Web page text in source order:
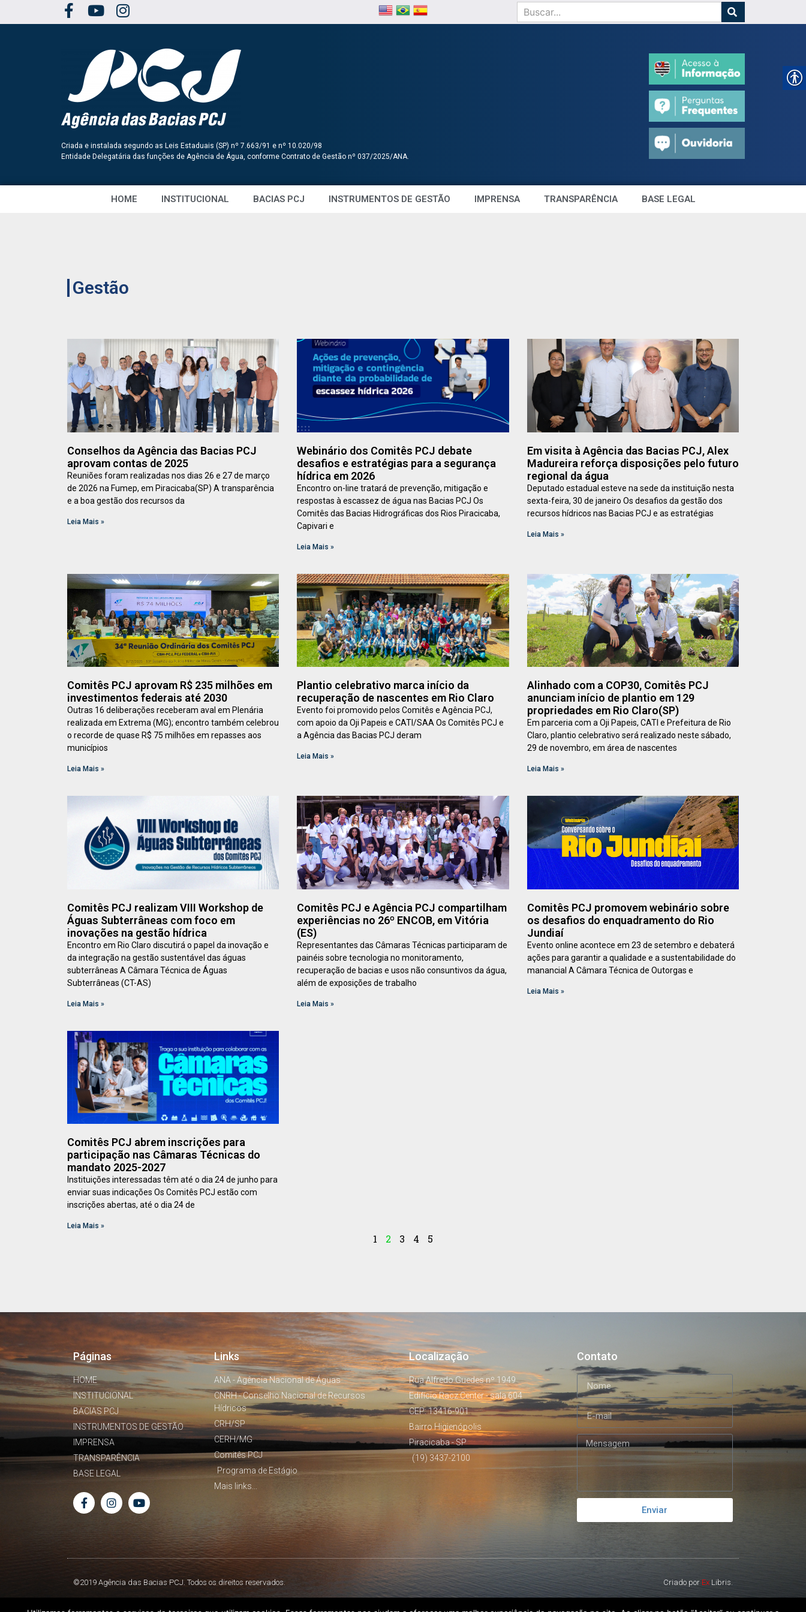
Criada e instalada segundo as Leis Estaduais (SP) nº 7.663/91 e nº 10.020/98
Entidade Delegatária das funções de Agência de Água, conforme Contrato de Gestão nº 037/2025/ANA.
HOME INSTITUCIONAL BACIAS PCJ INSTRUMENTOS DE GESTÃO IMPRENSA TRANSPARÊNCIA BASE LEGAL
Gestão
Conselhos da Agência das Bacias PCJ
aprovam contas de 2025
Reuniões foram realizadas nos dias 26 e 27 de março
de 2026 na Fumep, em Piracicaba(SP) A transparência
e a boa gestão dos recursos da
Leia Mais »
Webinário dos Comitês PCJ debate
desafios e estratégias para a segurança
hídrica em 2026
Encontro on-line tratará de prevenção, mitigação e
respostas à escassez de água nas Bacias PCJ Os
Comitês das Bacias Hidrográficas dos Rios Piracicaba,
Capivari e
Leia Mais »
Em visita à Agência das Bacias PCJ, Alex
Madureira reforça disposições pelo futuro
regional da água
Deputado estadual esteve na sede da instituição nesta
sexta-feira, 30 de janeiro Os desafios da gestão dos
recursos hídricos nas Bacias PCJ e as estratégias
Leia Mais »
Comitês PCJ aprovam R$ 235 milhões em
investimentos federais até 2030
Outras 16 deliberações receberam aval em Plenária
realizada em Extrema (MG); encontro também celebrou
o recorde de quase R$ 75 milhões em repasses aos
municípios
Leia Mais »
Plantio celebrativo marca início da
recuperação de nascentes em Rio Claro
Evento foi promovido pelos Comitês e Agência PCJ,
com apoio da Oji Papeis e CATI/SAA Os Comitês PCJ e
a Agência das Bacias PCJ deram
Leia Mais »
Alinhado com a COP30, Comitês PCJ
anunciam início de plantio em 129
propriedades em Rio Claro(SP)
Em parceria com a Oji Papeis, CATI e Prefeitura de Rio
Claro, plantio celebrativo será realizado neste sábado,
29 de novembro, em área de nascentes
Leia Mais »
Comitês PCJ realizam VIII Workshop de
Águas Subterrâneas com foco em
inovações na gestão hídrica
Encontro em Rio Claro discutirá o papel da inovação e
da integração na gestão sustentável das águas
subterrâneas A Câmara Técnica de Águas
Subterrâneas (CT-AS)
Leia Mais »
Comitês PCJ e Agência PCJ compartilham
experiências no 26º ENCOB, em Vitória
(ES)
Representantes das Câmaras Técnicas participaram de
painéis sobre tecnologia no monitoramento,
recuperação de bacias e usos não consuntivos da água,
além de exposições de trabalho
Leia Mais »
Comitês PCJ promovem webinário sobre
os desafios do enquadramento do Rio
Jundiaí
Evento online acontece em 23 de setembro e debaterá
ações para garantir a qualidade e a sustentabilidade do
manancial A Câmara Técnica de Outorgas e
Leia Mais »
Comitês PCJ abrem inscrições para
participação nas Câmaras Técnicas do
mandato 2025-2027
Instituições interessadas têm até o dia 24 de junho para
enviar suas indicações Os Comitês PCJ estão com
inscrições abertas, até o dia 24 de
Leia Mais »
1 2 3 4 5
Páginas
HOME
INSTITUCIONAL
BACIAS PCJ
INSTRUMENTOS DE GESTÃO
IMPRENSA
TRANSPARÊNCIA
BASE LEGAL
Links
ANA - Agência Nacional de Águas
CNRH - Conselho Nacional de Recursos
Hídricos
CRH/SP
CERH/MG
Comitês PCJ
Programa de Estágio
Mais links...
Localização
Rua Alfredo Guedes nº 1949
Edifício Racz Center - sala 604
CEP: 13416-901
Bairro Higienópolis
Piracicaba - SP
(19) 3437-2100
Contato
Enviar
©2019 Agência das Bacias PCJ. Todos os direitos reservados. Criado por Ex Libris.